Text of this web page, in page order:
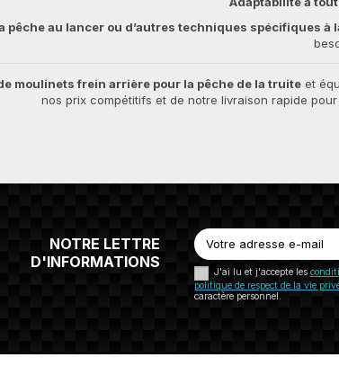
pêche au lancer ou d’autres techniques spécifiques à
moulinets frein arrière pour la pêche de la truite et
nos prix compétitifs et de notre livraison rapide
NOTRE LETTRE
D'INFORMATIONS
J'ai lu et j'accepte les
politique de respect de la vie
caractère personnel.